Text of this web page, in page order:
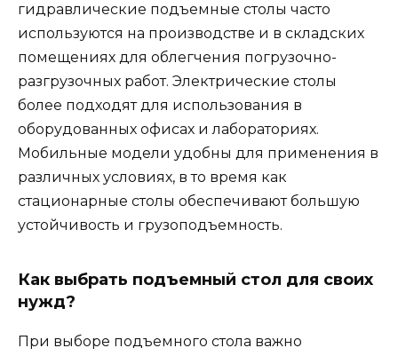
гидравлические подъемные столы часто
используются на производстве и в складских
помещениях для облегчения погрузочно-
разгрузочных работ. Электрические столы
более подходят для использования в
оборудованных офисах и лабораториях.
Мобильные модели удобны для применения в
различных условиях, в то время как
стационарные столы обеспечивают большую
устойчивость и грузоподъемность.
Как выбрать подъемный стол для своих
нужд?
При выборе подъемного стола важно